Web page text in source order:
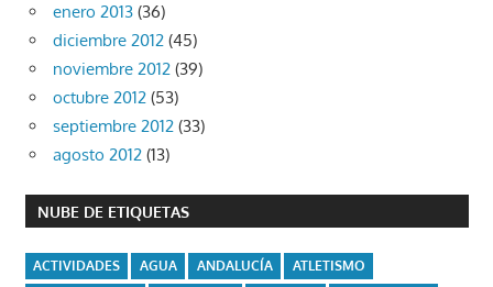
enero 2013 (36)
diciembre 2012 (45)
noviembre 2012 (39)
octubre 2012 (53)
septiembre 2012 (33)
agosto 2012 (13)
NUBE DE ETIQUETAS
ACTIVIDADES AGUA ANDALUCÍA
ATLETISMO